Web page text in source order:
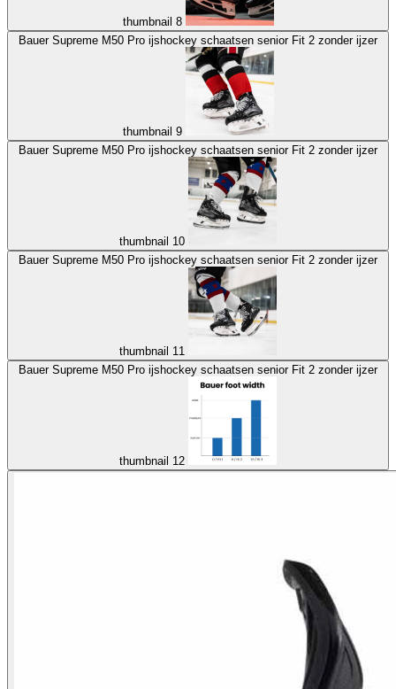
thumbnail 8
Bauer Supreme M50 Pro ijshockey schaatsen senior Fit 2 zonder ijzer
thumbnail 9
Bauer Supreme M50 Pro ijshockey schaatsen senior Fit 2 zonder ijzer
thumbnail 10
Bauer Supreme M50 Pro ijshockey schaatsen senior Fit 2 zonder ijzer
thumbnail 11
Bauer Supreme M50 Pro ijshockey schaatsen senior Fit 2 zonder ijzer
thumbnail 12